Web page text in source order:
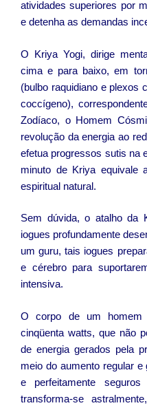
atividades superiores por
e detenha as demandas
O Kriya Yogi, dirige
cima e para baixo, em
(bulbo raquidiano e plexos
coccígeno),
Zodíaco, o Homem
revolução da energia ao
efetua progressos sutis na
minuto de Kriya equivale
espiritual natural.
Sem dúvida, o atalho da
iogues profundamente
um guru, tais iogues
e cérebro para
intensiva.
O corpo de um
cinqüenta watts, que não
de energia gerados pela
meio do aumento regular
e perfeitamente
transforma-se